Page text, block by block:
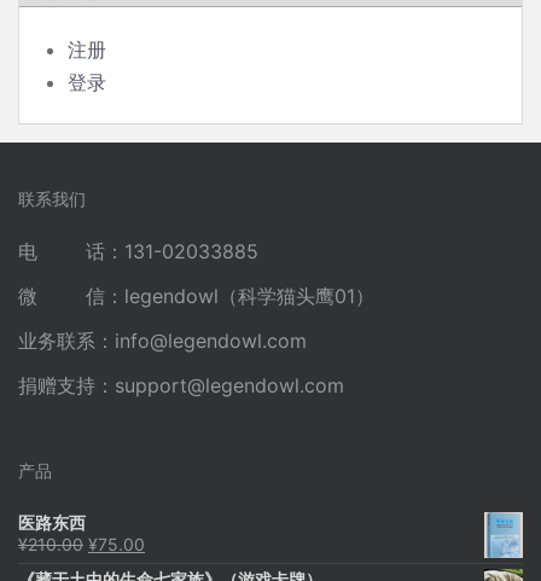
注册
登录
联系我们
电 话：131-02033885
微 信：legendowl（科学猫头鹰01）
业务联系： info@legendowl.com
捐赠支持： support@legendowl.com
产品
医路东西
¥210.00 原
¥75.00